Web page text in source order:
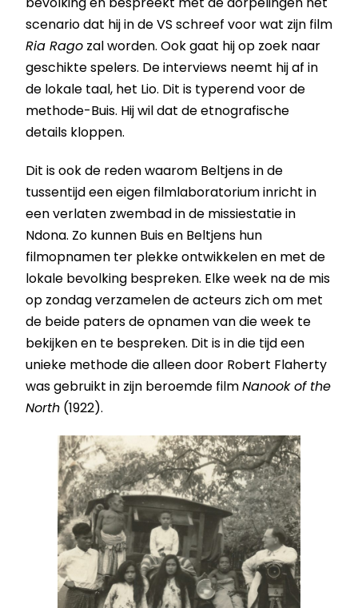
scenario dat hij in de VS schreef voor wat zijn film
Ria Rago zal worden. Ook gaat hij op zoek naar
geschikte spelers. De interviews neemt hij af in
de lokale taal, het Lio. Dit is typerend voor de
methode-Buis. Hij wil dat de etnografische
details kloppen.
Dit is ook de reden waarom Beltjens in de
tussentijd een eigen filmlaboratorium inricht in
een verlaten zwembad in de missiestatie in
Ndona. Zo kunnen Buis en Beltjens hun
filmopnamen ter plekke ontwikkelen en met de
lokale bevolking bespreken. Elke week na de mis
op zondag verzamelen de acteurs zich om met
de beide paters de opnamen van die week te
bekijken en te bespreken. Dit is in die tijd een
unieke methode die alleen door Robert Flaherty
was gebruikt in zijn beroemde filmNanook of the
North (1922).